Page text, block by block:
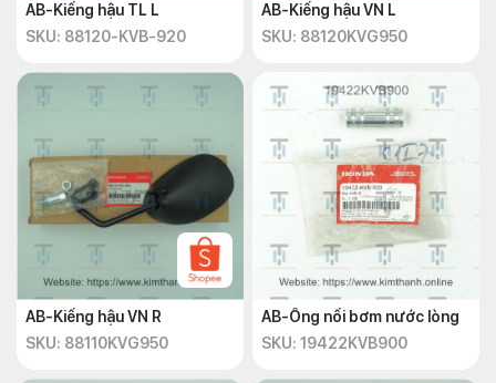
AB-Kiếng hậu TL L
SKU: 88120-KVB-920
AB-Kiếng hậu VN L
SKU: 88120KVG950
AB-Kiếng hậu VN R
SKU: 88110KVG950
AB-Ống nối bơm nước lòng
SKU: 19422KVB900